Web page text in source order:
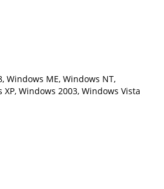
Windows ME, Windows NT,
Windows 2003, Windows Vista